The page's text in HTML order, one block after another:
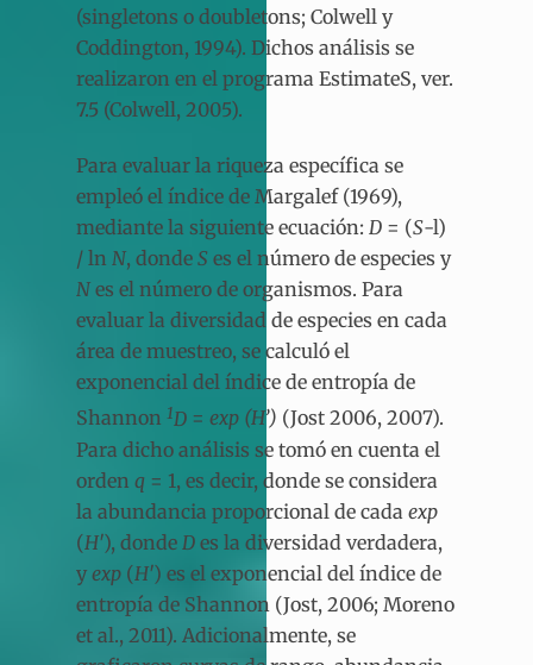
(singletons o doubletons; Colwell y
Coddington, 1994). Dichos análisis se
realizaron en el programa EstimateS, ver.
7.5 (Colwell, 2005).
Para evaluar la riqueza específica se
empleó el índice de Margalef (1969),
mediante la siguiente ecuación: D = (S-l)
/ ln N, donde S es el número de especies y
N es el número de organismos. Para
evaluar la diversidad de especies en cada
área de muestreo, se calculó el
exponencial del índice de entropía de
Shannon 1D = exp (H’) (Jost 2006, 2007).
Para dicho análisis se tomó en cuenta el
orden q = 1, es decir, donde se considera
la abundancia proporcional de cada exp
(H′), donde D es la diversidad verdadera,
y exp (H′) es el exponencial del índice de
entropía de Shannon (Jost, 2006; Moreno
et al., 2011). Adicionalmente, se